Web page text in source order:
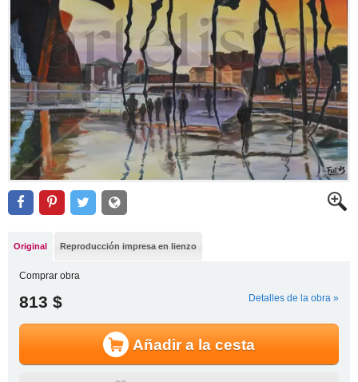
Original Reproducción impresa en lienzo
Comprar obra
813 $ Detalles de la obra »
Añadir a la cesta